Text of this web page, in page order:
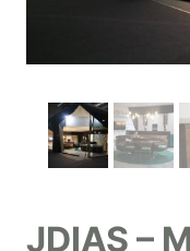
JDIAS –